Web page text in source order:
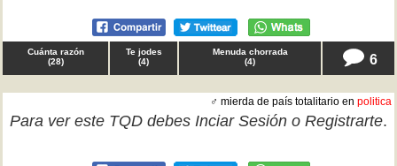
Cuánta razón
(28)
Te jodes
(4)
Menuda chorrada
(4) 6
♂ mierda de país totalitario en politica
Para ver este TQD debes Inciar Sesión o Registrarte.